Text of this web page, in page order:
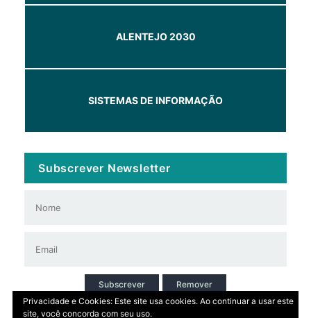
ALENTEJO 2030
SISTEMAS DE INFORMAÇÃO
Subscrever Newsletter
Subscrever
Remover
Privacidade e Cookies: Este site usa cookies. Ao continuar a usar este
site, você concorda com seu uso.